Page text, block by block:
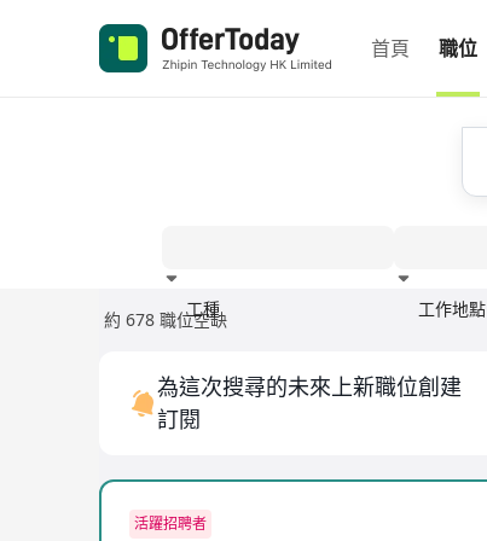
首頁 職位
工種 工作地點
約 678 職位空缺
為這次搜尋的未來上新職位創建
訂閱
活躍招聘者